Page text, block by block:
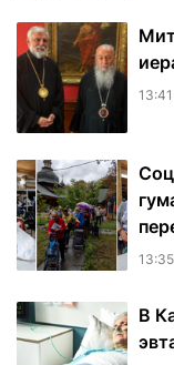
13:41
13:35
В